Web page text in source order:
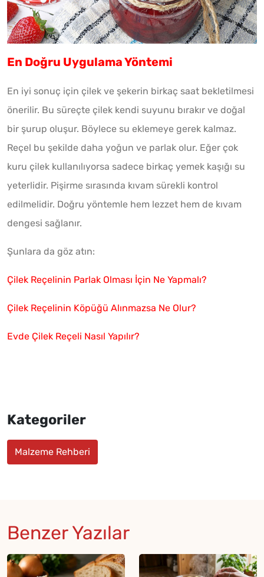
En Doğru Uygulama Yöntemi
En iyi sonuç için çilek ve şekerin birkaç saat bekletilmesi
önerilir. Bu süreçte çilek kendi suyunu bırakır ve doğal
bir şurup oluşur. Böylece su eklemeye gerek kalmaz.
Reçel bu şekilde daha yoğun ve parlak olur. Eğer çok
kuru çilek kullanılıyorsa sadece birkaç yemek kaşığı su
yeterlidir. Pişirme sırasında kıvam sürekli kontrol
edilmelidir. Doğru yöntemle hem lezzet hem de kıvam
dengesi sağlanır.
Şunlara da göz atın:
Çilek Reçelinin Parlak Olması İçin Ne Yapmalı?
Çilek Reçelinin Köpüğü Alınmazsa Ne Olur?
Evde Çilek Reçeli Nasıl Yapılır?
Kategoriler
Malzeme Rehberi
Benzer Yazılar